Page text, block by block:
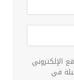
الإلكتروني
في